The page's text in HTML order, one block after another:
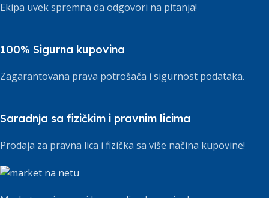
Ekipa uvek spremna da odgovori na pitanja!
100% Sigurna kupovina
Zagarantovana prava potrošača i sigurnost podataka.
Saradnja sa fizičkim i pravnim licima
Prodaja za pravna lica i fizička sa više načina kupovine!